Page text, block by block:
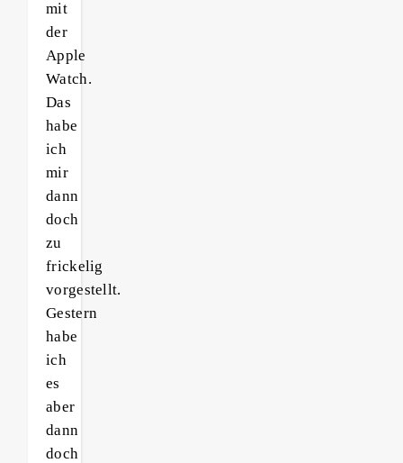
mit
der
Apple
Watch.
Das
habe
ich
mir
dann
doch
zu
frickelig
vorgestellt.
Gestern
habe
ich
es
aber
dann
doch